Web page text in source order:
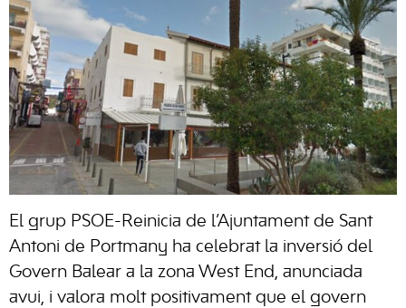
El grup PSOE-Reinicia de l’Ajuntament de Sant
Antoni de Portmany ha celebrat la inversió del
Govern Balear a la zona West End, anunciada
avui, i valora molt positivament que el govern